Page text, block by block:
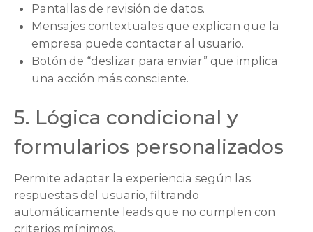
Pantallas de revisión de datos.
Mensajes contextuales que explican que la
empresa puede contactar al usuario.
Botón de “deslizar para enviar” que implica
una acción más consciente.
5. Lógica condicional y
formularios personalizados
Permite adaptar la experiencia según las
respuestas del usuario, filtrando
automáticamente leads que no cumplen con
criterios mínimos.